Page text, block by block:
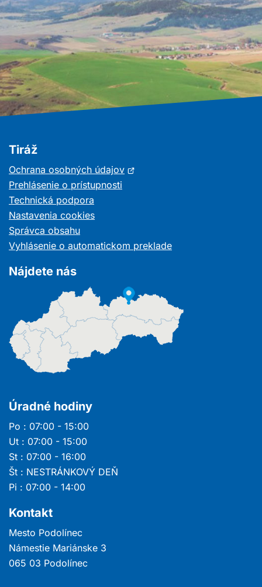
Tiráž
Ochrana osobných údajovOtvorí
Prehlásenie o prístupnosti
Technická podpora
Nastavenia cookies
Správca obsahu
Vyhlásenie o automatickom preklade
Nájdete nás
Úradné hodiny
Po : 07:00 - 15:00
Ut : 07:00 - 15:00
St : 07:00 - 16:00
Št : NESTRÁNKOVÝ DEŇ
Pi : 07:00 - 14:00
Kontakt
Mesto Podolínec
Námestie Mariánske 3
065 03 Podolínec